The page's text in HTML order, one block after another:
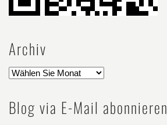
Archiv
Blog via E-Mail abonnieren